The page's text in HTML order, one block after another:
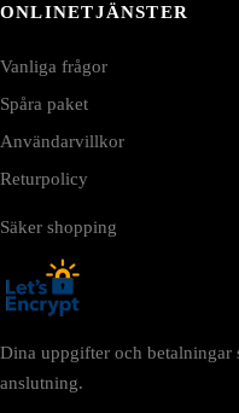
ONLINETJÄNSTER
Vanliga frågor
Spåra paket
Användarvillkor
Returpolicy
Säker shopping
Dina uppgifter och betalningar
anslutning.